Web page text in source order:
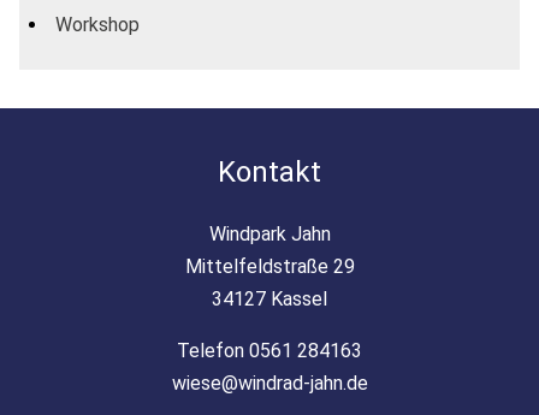
Workshop
Kontakt
Windpark Jahn
Mittelfeldstraße 29
34127 Kassel
Telefon 0561 284163
wiese@windrad-jahn.de